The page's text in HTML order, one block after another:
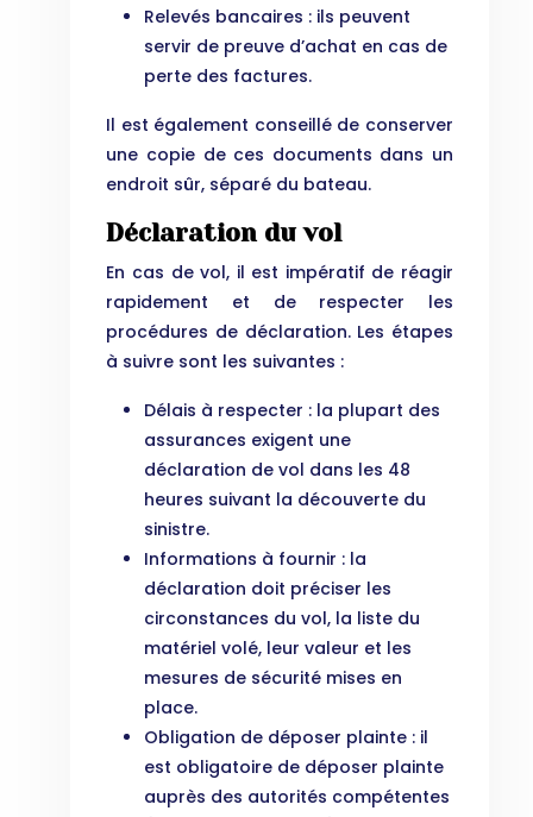
Relevés bancaires : ils peuvent
servir de preuve d’achat en cas de
perte des factures.
Il est également conseillé de conserver
une copie de ces documents dans un
endroit sûr, séparé du bateau.
Déclaration du vol
En cas de vol, il est impératif de réagir
rapidement et de respecter les
procédures de déclaration. Les étapes
à suivre sont les suivantes :
Délais à respecter : la plupart des
assurances exigent une
déclaration de vol dans les 48
heures suivant la découverte du
sinistre.
Informations à fournir : la
déclaration doit préciser les
circonstances du vol, la liste du
matériel volé, leur valeur et les
mesures de sécurité mises en
place.
Obligation de déposer plainte : il
est obligatoire de déposer plainte
auprès des autorités compétentes